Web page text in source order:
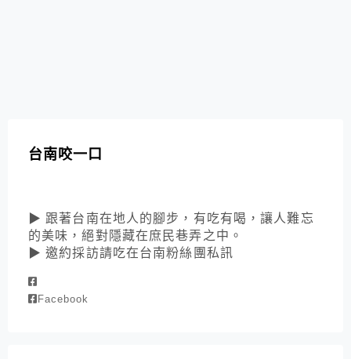
台南咬一口
▶ 跟著台南在地人的腳步，有吃有喝，讓人難忘
的美味，絕對隱藏在庶民巷弄之中。
▶ 邀約採訪請吃在台南粉絲團私訊
Facebook